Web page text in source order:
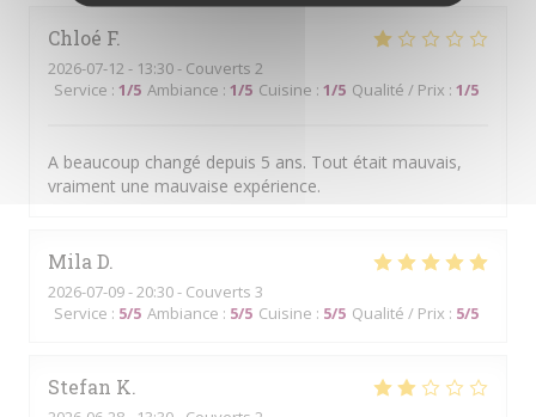
Chloé F
2026-07-12 - 13:30 - Couverts 2
Service : 1/5 Ambiance : 1/5 Cuisine : 1/5 Qualité / Prix : 1/5
A beaucoup changé depuis 5 ans. Tout était mauvais,
vraiment une mauvaise expérience.
Mila D
2026-07-09- 20:30 - Couverts 3
Service : 5/5 Ambiance : 5/5 Cuisine : 5/5 Qualité / Prix : 5/5
Stefan K